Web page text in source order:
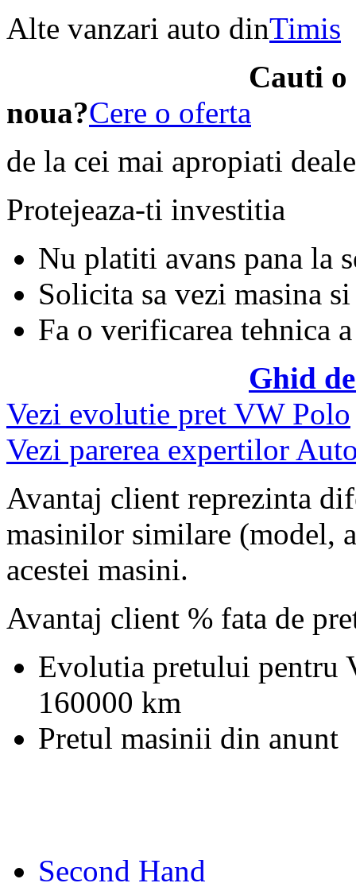
Alte vanzari auto dinTimis
Cauti o
noua?Cere o oferta
de la cei mai apropiati
Protejeaza-ti investitia
Nu platiti avans pana la
Solicita sa vezi masina si
Fa o verificarea tehnica
Ghid
Vezi evolutie pret VW Polo
Vezi parerea expertilor
Avantaj client reprezinta
masinilor similare (model,
acestei masini.
Avantaj client % fata de
Evolutia pretului pentru
160000 km
Pretul masinii din anunt
Second Hand